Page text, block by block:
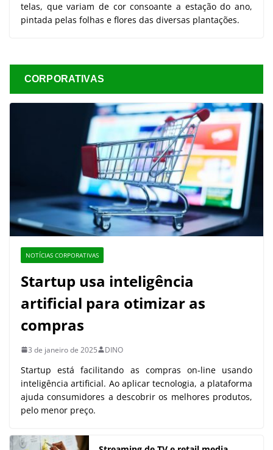
telas, que variam de cor consoante a estação do ano,
pintada pelas folhas e flores das diversas plantações.
CORPORATIVAS
NOTÍCIAS CORPORATIVAS
Startup usa inteligência
artificial para otimizar as
compras
3 de janeiro de 2025 DINO
Startup está facilitando as compras on-line usando
inteligência artificial. Ao aplicar tecnologia, a plataforma
ajuda consumidores a descobrir os melhores produtos,
pelo menor preço.